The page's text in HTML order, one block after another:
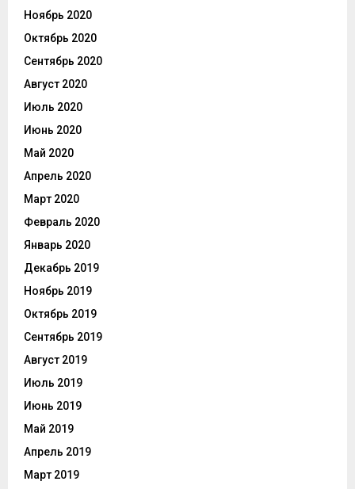
Ноябрь 2020
Октябрь 2020
Сентябрь 2020
Август 2020
Июль 2020
Июнь 2020
Май 2020
Апрель 2020
Март 2020
Февраль 2020
Январь 2020
Декабрь 2019
Ноябрь 2019
Октябрь 2019
Сентябрь 2019
Август 2019
Июль 2019
Июнь 2019
Май 2019
Апрель 2019
Март 2019